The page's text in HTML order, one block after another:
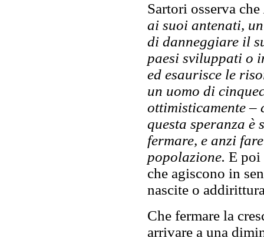
Sartori osserva che
ai suoi antenati,
di danneggiare il
paesi sviluppati o
ed esaurisce le
un uomo di
ottimisticamente –
questa speranza è
fermare, e anzi
popolazione. E poi
che agiscono in
nascite o
Che fermare la
arrivare a una